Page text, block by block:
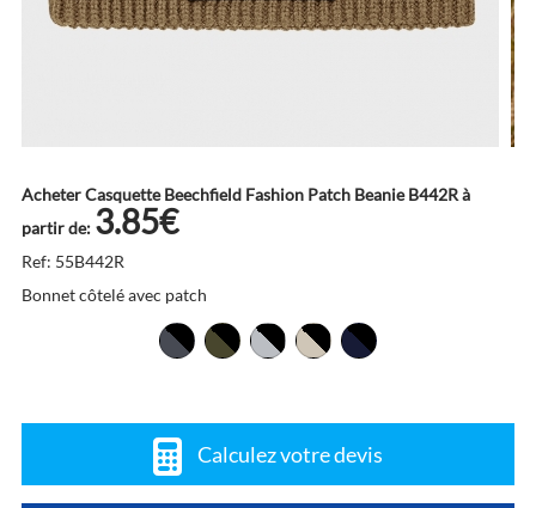
Acheter Casquette Beechfield Fashion Patch Beanie B442R à
partir de: 3.85€
Ref: 55B442R
Bonnet côtelé avec patch
Calculez votre devis